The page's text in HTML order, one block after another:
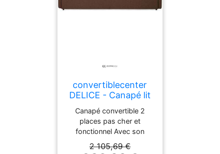
convertiblecenter
DELICE - Canapé lit
2 places - Tissu
tissé, Chocolat
Canapé convertible 2
places pas cher et
fonctionnel Avec son
couchage de 120 × 190
cm , il s’intègre facilement
2 105,69 €